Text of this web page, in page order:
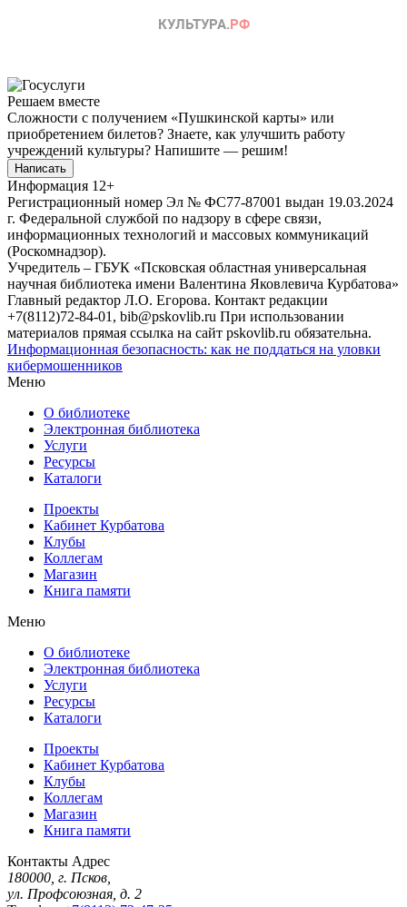
Решаем вместе
Сложности с получением «Пушкинской карты» или
приобретением билетов? Знаете, как улучшить работу
учреждений культуры? Напишите — решим!
Написать
Информация 12+
Регистрационный номер Эл № ФС77-87001 выдан 19.03.2024
г. Федеральной службой по надзору в сфере связи,
информационных технологий и массовых коммуникаций
(Роскомнадзор).
Учредитель – ГБУК «Псковская областная универсальная
научная библиотека имени Валентина Яковлевича Курбатова»
Главный редактор Л.О. Егорова. Контакт редакции
+7(8112)72-84-01, bib@pskovlib.ru При использовании
материалов прямая ссылка на сайт pskovlib.ru обязательна.
Информационная безопасность: как не поддаться на уловки
кибермошенников
Меню
О библиотеке
Электронная библиотека
Услуги
Ресурсы
Каталоги
Проекты
Кабинет Курбатова
Клубы
Коллегам
Магазин
Книга памяти
Меню
О библиотеке
Электронная библиотека
Услуги
Ресурсы
Каталоги
Проекты
Кабинет Курбатова
Клубы
Коллегам
Магазин
Книга памяти
Контакты Адрес
180000, г. Псков,
ул. Профсоюзная, д. 2